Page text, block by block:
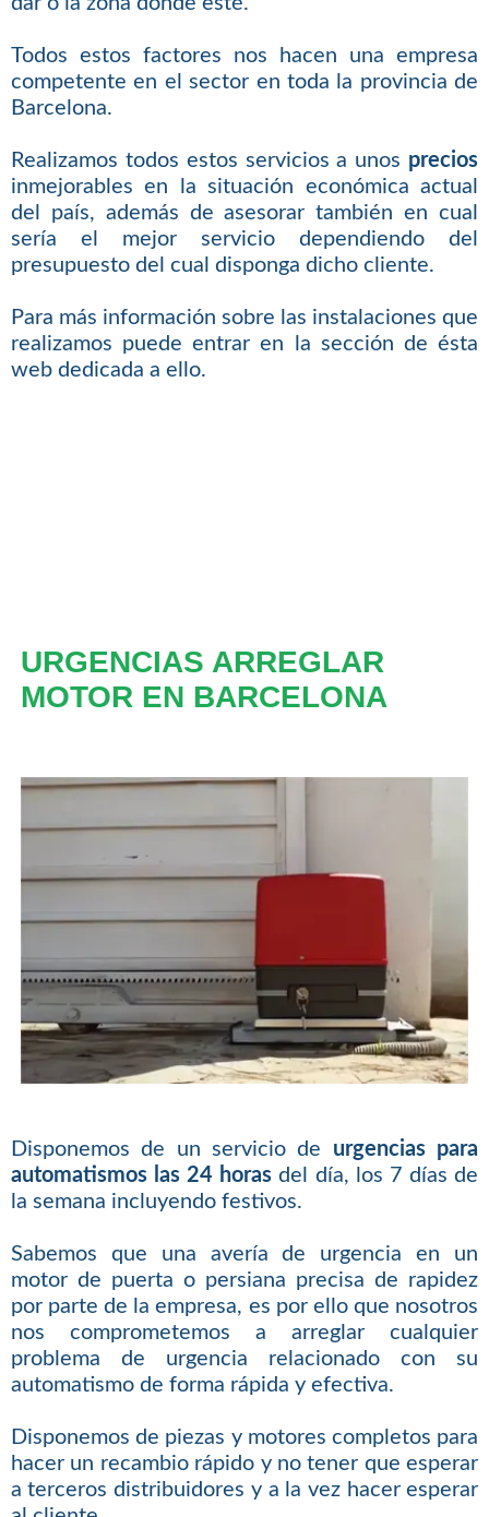
Todos estos factores nos hacen una empresa
competente en el sector en toda la provincia de
Barcelona.
Realizamos todos estos servicios a unos precios
inmejorables en la situación económica actual
del país, además de asesorar también en cual
sería el mejor servicio dependiendo del
presupuesto del cual disponga dicho cliente.
Para más información sobre las instalaciones que
realizamos puede entrar en la sección de ésta
web dedicada a ello.
URGENCIAS ARREGLAR
MOTOR EN BARCELONA
Disponemos de un servicio de urgencias para
automatismos las 24 horas del día, los 7 días de
la semana incluyendo festivos.
Sabemos que una avería de urgencia en un
motor de puerta o persiana precisa de rapidez
por parte de la empresa, es por ello que nosotros
nos comprometemos a arreglar cualquier
problema de urgencia relacionado con su
automatismo de forma rápida y efectiva.
Disponemos de piezas y motores completos para
hacer un recambio rápido y no tener que esperar
a terceros distribuidores y a la vez hacer esperar